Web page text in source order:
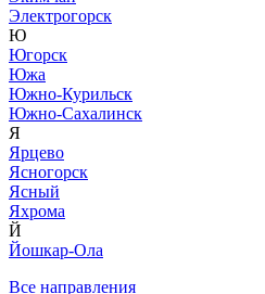
Электрогорск
Ю
Югорск
Южа
Южно-Курильск
Южно-Сахалинск
Я
Ярцево
Ясногорск
Ясный
Яхрома
Й
Йошкар-Ола
Все направления